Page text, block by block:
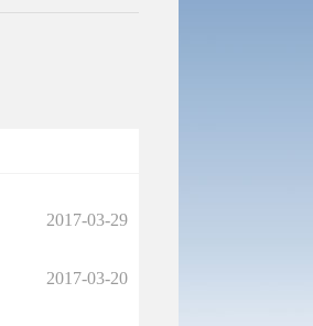
2017-03-29
2017-03-20